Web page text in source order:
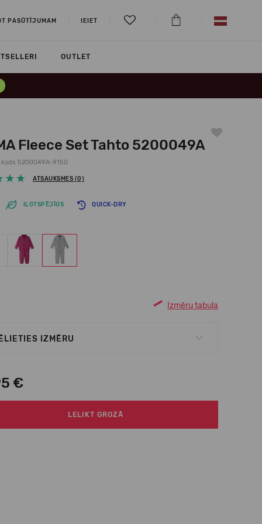
PASŪTĪJUMAM IEIET
OUTLET
Fleece Set Tahto 5200049A
5200049A-9150
ATSAUKSMES (0)
ILGTSPĒJĪGS QUICK-DRY
Izmēru tabula
IZMĒRU
€
LELIKT GROZĀ